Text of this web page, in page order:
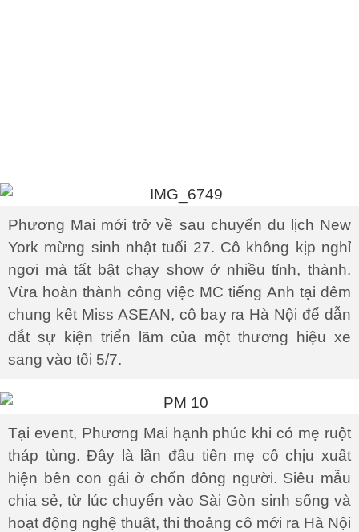
Phương Mai mới trở về sau chuyến du lịch New
York mừng sinh nhật tuổi 27. Cô không kịp nghỉ
ngơi mà tất bật chạy show ở nhiều tỉnh, thành.
Vừa hoàn thành công việc MC tiếng Anh tại đêm
chung kết Miss ASEAN, cô bay ra Hà Nội để dẫn
dắt sự kiện triển lãm của một thương hiệu xe
sang vào tối 5/7.
Tại event, Phương Mai hạnh phúc khi có mẹ ruột
tháp tùng. Đây là lần đầu tiên mẹ cô chịu xuất
hiện bên con gái ở chốn đông người. Siêu mẫu
chia sẻ, từ lúc chuyển vào Sài Gòn sinh sống và
hoạt động nghệ thuật, thi thoảng cô mới ra Hà Nội